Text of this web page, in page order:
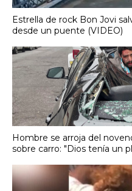
Estrella de rock Bon Jovi
desde un puente (VIDEO)
Hombre se arroja del
sobre carro: "Dios tenía un